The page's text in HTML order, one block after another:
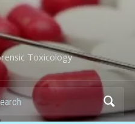
Toxicology